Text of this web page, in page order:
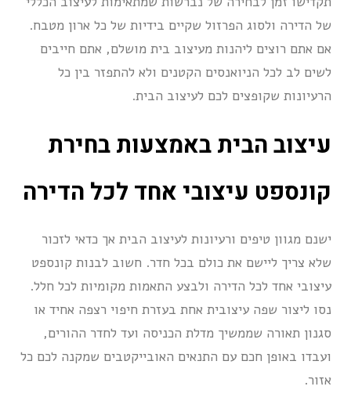
של הדירה ולסוג הפרזול שקיים בידיות של כל ארון מטבח.
אם אתם רוצים ליהנות מעיצוב בית מושלם, אתם חייבים
לשים לב לכל הניואנסים הקטנים ולא להתפזר בין כל
הרעיונות שקופצים לכם לעיצוב הבית.
עיצוב הבית באמצעות בחירת
קונספט עיצובי אחד לכל הדירה
ישנם מגוון טיפים ורעיונות לעיצוב הבית אך כדאי לזכור
שלא צריך ליישם את כולם בכל חדר. חשוב לבנות קונספט
עיצובי אחד לכל הדירה ולבצע התאמות מקומיות לכל חלל.
נסו ליצור שפה עיצובית אחת בעזרת חיפוי רצפה אחיד או
סגנון תאורה שממשיך מדלת הכניסה ועד לחדר ההורים,
ועבדו באופן חכם עם התנאים האובייקטבים שמקנה לכם כל
אזור.